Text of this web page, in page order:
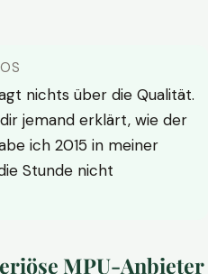
nichts über die Qualität.
jemand erklärt, wie der
ich 2015 in meiner
Stunde nicht
MPU-Anbieter